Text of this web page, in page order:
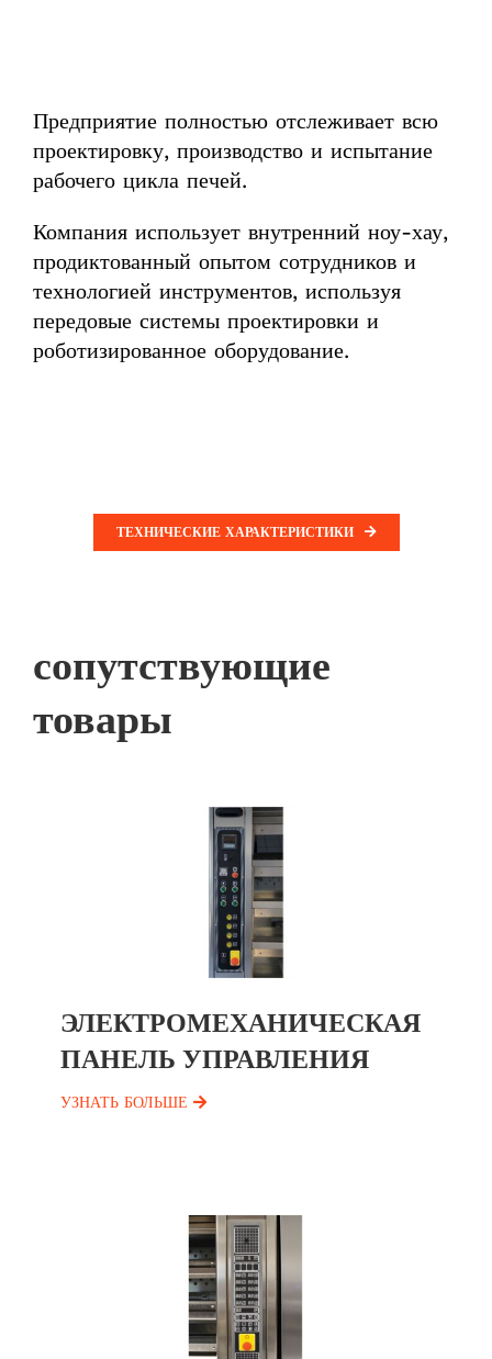
Предприятие полностью отслеживает всю
проектировку, производство и испытание
рабочего цикла печей.
Компания использует внутренний ноу-хау,
продиктованный опытом сотрудников и
технологией инструментов, используя
передовые системы проектировки и
роботизированное оборудование.
ТЕХНИЧЕСКИЕ ХАРАКТЕРИСТИКИ
сопутствующие
товары
ЭЛЕКТРОМЕХАНИЧЕСКАЯ
ПАНЕЛЬ УПРАВЛЕНИЯ
УЗНАТЬ БОЛЬШЕ